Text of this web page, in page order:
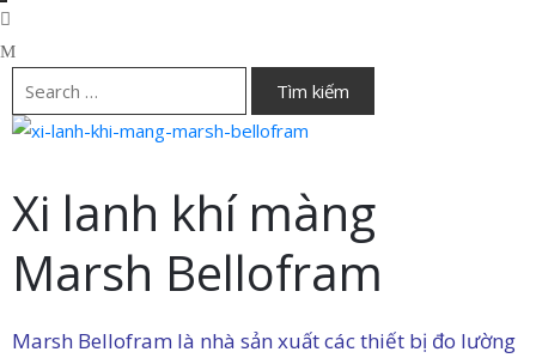
Xi lanh khí màng
Marsh Bellofram
Marsh Bellofram là nhà sản xuất các thiết bị đo lường